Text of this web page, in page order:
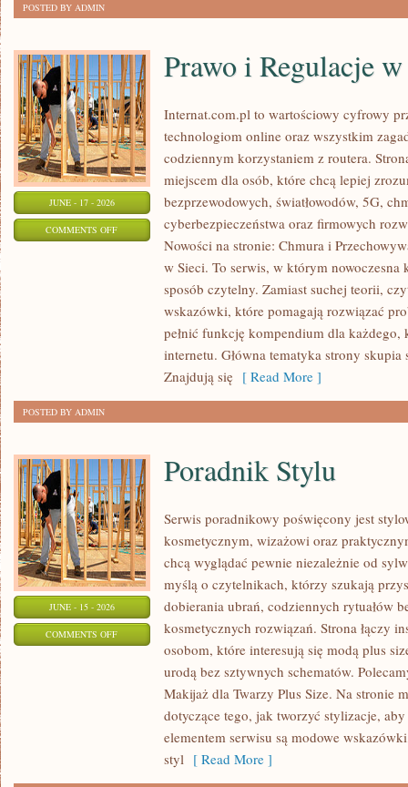
POSTED BY ADMIN
JUNE - 17 - 2026
COMMENTS OFFON
REGULACJE
INTERNECIE
Prawo i Regulacje
Internat.com.pl to wartościowy cyfrowy
technologiom online oraz wszystkim
codziennym korzystaniem z routera.
miejscem dla osób, które chcą lepiej
bezprzewodowych, światłowodów, 5G,
cyberbezpieczeństwa oraz firmowych
Nowości na stronie: Chmura i
w Sieci. To serwis, w którym nowoczesna
sposób czytelny. Zamiast suchej teorii,
wskazówki, które pomagają rozwiązać
pełnić funkcję kompendium dla
internetu. Główna tematyka strony
Znajdują się [ Read More ]
POSTED BY ADMIN
JUNE - 15 - 2026
COMMENTS OFFON
Poradnik Stylu
Serwis poradnikowy poświęcony jest
kosmetycznym, wizażowi oraz
chcą wyglądać pewnie niezależnie od
myślą o czytelnikach, którzy szukają
dobierania ubrań, codziennych rytuałów
kosmetycznych rozwiązań. Strona łączy
osobom, które interesują się modą plus
urodą bez sztywnych schematów.
Makijaż dla Twarzy Plus Size. Na stronie
dotyczące tego, jak tworzyć stylizacje,
elementem serwisu są modowe
styl [ Read More ]